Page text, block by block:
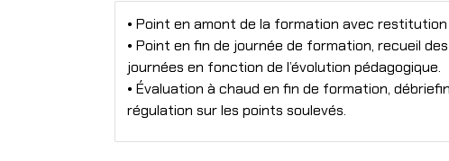
• Point en amont de la formation avec
• Point en fin de journée de formation, recueil
journées en fonction de l’évolution pédagogique.
• Évaluation à chaud en fin de formation,
régulation sur les points soulevés.